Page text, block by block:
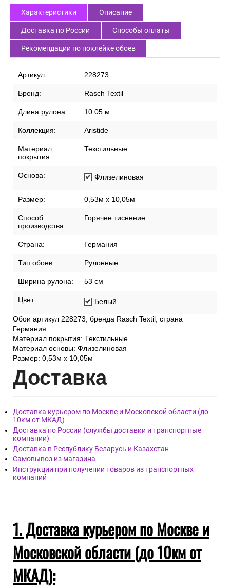
Характеристики Описание
Доставка по России Способы оплаты
Рекомендации по поклейке обоев
Артикул: 228273
Бренд: Rasch Textil
Длина рулона: 10.05 м
Коллекция: Aristide
Материал
покрытия:
Текстильные
Основа: Флизелиновая
Размер: 0,53м x 10,05м
Способ
производства:
Горячее тиснение
Страна: Германия
Тип обоев: Рулонные
Ширина рулона: 53 см
Цвет: Белый
Обои артикул 228273, бренда Rasch Textil, страна
Германия.
Материал покрытия: Текстильные
Материал основы: Флизелиновая
Размер: 0,53м x 10,05м
Доставка
Доставка курьером по Москве и Московской области (до
10км от МКАД)
Доставка по России (службы доставки и транспортные
компании)
Доставка в Республику Беларусь и Казахстан
Самовывоз из магазина
Инструкции при получении товаров из транспортных
компаний
1. Доставка курьером по Москве и
Московской области (до 10км от
МКАД):